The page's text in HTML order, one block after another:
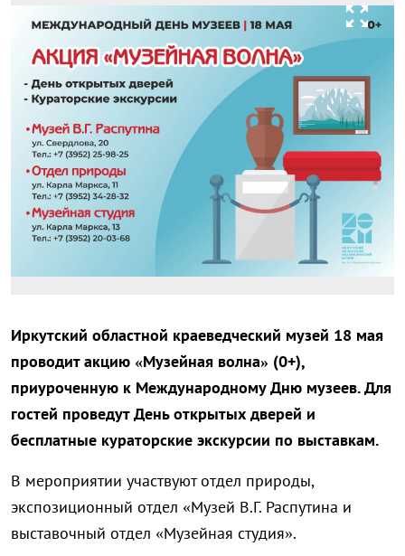
zoom_out_map
Иркутский областной краеведческий музей 18 мая
проводит акцию «Музейная волна» (0+),
приуроченную к Международному Дню музеев. Для
гостей проведут День открытых дверей и
бесплатные кураторские экскурсии по выставкам.
В мероприятии участвуют отдел природы,
экспозиционный отдел «Музей В.Г. Распутина и
выставочный отдел «Музейная студия».